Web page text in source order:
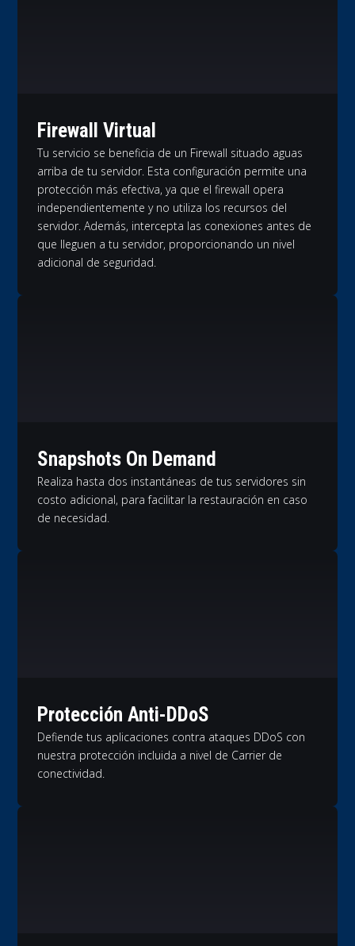
Firewall Virtual
Tu servicio se beneficia de un Firewall situado aguas
arriba de tu servidor. Esta configuración permite una
protección más efectiva, ya que el firewall opera
independientemente y no utiliza los recursos del
servidor. Además, intercepta las conexiones antes de
que lleguen a tu servidor, proporcionando un nivel
adicional de seguridad.
Snapshots On Demand
Realiza hasta dos instantáneas de tus servidores sin
costo adicional, para facilitar la restauración en caso
de necesidad.
Protección Anti-DDoS
Defiende tus aplicaciones contra ataques DDoS con
nuestra protección incluida a nivel de Carrier de
conectividad.